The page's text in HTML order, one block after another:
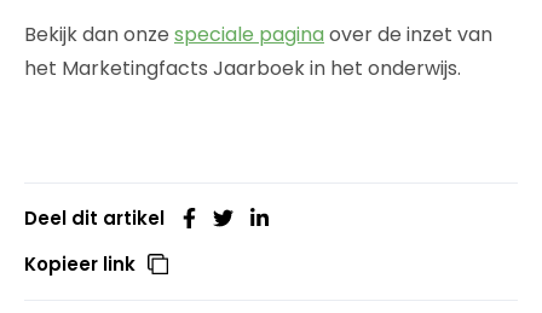
Bekijk dan onze speciale pagina over de inzet van
het Marketingfacts Jaarboek in het onderwijs.
Deel dit artikel
Kopieer link